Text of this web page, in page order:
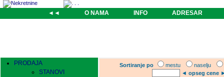
◄◄ O NAMA INFO ADRESAR
PRODAJA
STANOVI
Sortiranje po mestu
naselju
◄ opseg cene